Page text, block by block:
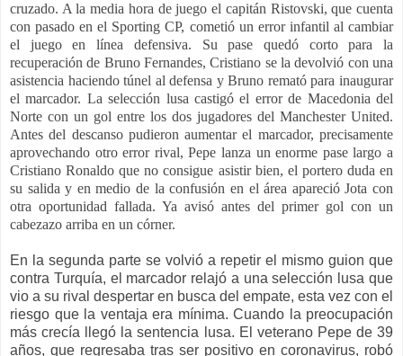
cruzado. A la media hora de juego el capitán Ristovski, que cuenta
con pasado en el Sporting CP, cometió un error infantil al cambiar
el juego en línea defensiva. Su pase quedó corto para la
recuperación de Bruno Fernandes, Cristiano se la devolvió con una
asistencia haciendo túnel al defensa y Bruno remató para inaugurar
el marcador. La selección lusa castigó el error de Macedonia del
Norte con un gol entre los dos jugadores del Manchester United.
Antes del descanso pudieron aumentar el marcador, precisamente
aprovechando otro error rival, Pepe lanza un enorme pase largo a
Cristiano Ronaldo que no consigue asistir bien, el portero duda en
su salida y en medio de la confusión en el área apareció Jota con
otra oportunidad fallada. Ya avisó antes del primer gol con un
cabezazo arriba en un córner.
En la segunda parte se volvió a repetir el mismo guion que
contra Turquía, el marcador relajó a una selección lusa que
vio a su rival despertar en busca del empate, esta vez con el
riesgo que la ventaja era mínima. Cuando la preocupación
más crecía llegó la sentencia lusa. El veterano Pepe de 39
años, que regresaba tras ser positivo en coronavirus, robó